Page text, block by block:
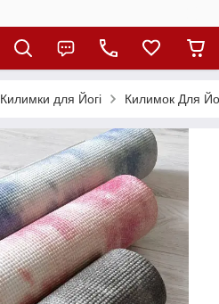
Килимки для Йогі Килимок Для